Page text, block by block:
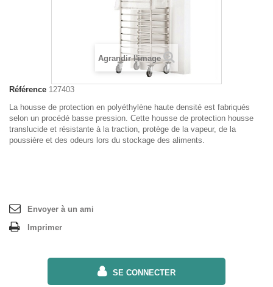
Agrandir l'image
Référence 127403
La housse de protection en polyéthylène haute densité est fabriqués
selon un procédé basse pression. Cette housse de protection housse
translucide et résistante à la traction, protège de la vapeur, de la
poussière et des odeurs lors du stockage des aliments.
Envoyer à un ami
Imprimer
SE CONNECTER